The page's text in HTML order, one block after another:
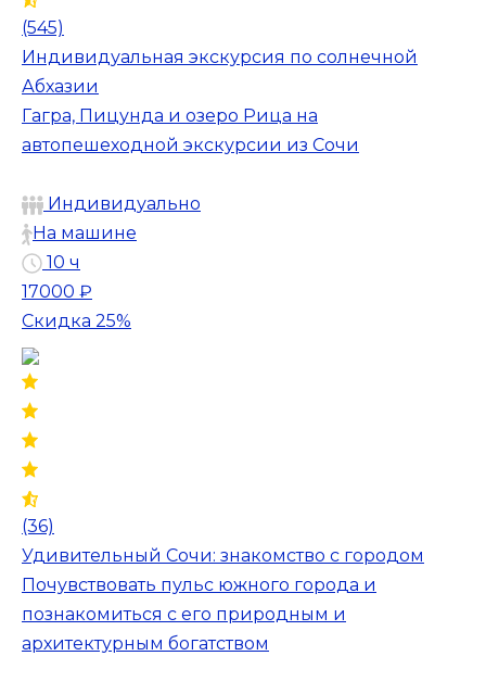
(545)
Индивидуальная экскурсия по солнечной
Абхазии
Гагра, Пицунда и озеро Рица на
автопешеходной экскурсии из Сочи
Индивидуально
На машине
10 ч
17000 ₽
Скидка 25%
(36)
Удивительный Сочи: знакомство с городом
Почувствовать пульс южного города и
познакомиться с его природным и
архитектурным богатством